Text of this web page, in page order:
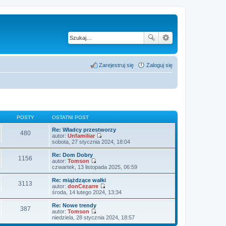
Zaloguj się
Zarejestruj się
POSTY OSTATNI POST
480
Re: Władcy przestworzy
autor: Unfamiliar
W
y
i
e
t
l
n
a
w
sobota, 27 stycznia 2024, 18:04
1156
Re: Dom Dobry
autor: Tomson
W
y
ś
w
i
e
a
czwartek, 13 listopada 2025, 06:59
3113
Re: miążdzące wałki
autor: donCezarre
W
y
i
e
środa, 14 lutego 2024, 13:34
387
Re: Nowe trendy
autor: Tomson
W
y
niedziela, 28 stycznia 2024, 18:57